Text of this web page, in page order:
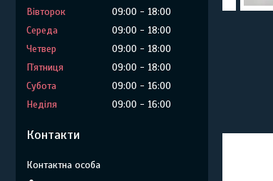
Вівторок
09:00
18:00
Середа
09:00
18:00
Четвер
09:00
18:00
Пʼятниця
09:00
18:00
Субота
09:00
16:00
Неділя
09:00 16:00
Контакти